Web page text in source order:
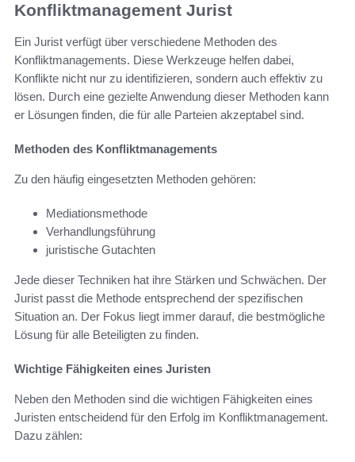
Konfliktmanagement Jurist
Ein Jurist verfügt über verschiedene Methoden des
Konfliktmanagements. Diese Werkzeuge helfen dabei,
Konflikte nicht nur zu identifizieren, sondern auch effektiv zu
lösen. Durch eine gezielte Anwendung dieser Methoden kann
er Lösungen finden, die für alle Parteien akzeptabel sind.
Methoden des Konfliktmanagements
Zu den häufig eingesetzten Methoden gehören:
Mediationsmethode
Verhandlungsführung
juristische Gutachten
Jede dieser Techniken hat ihre Stärken und Schwächen. Der
Jurist passt die Methode entsprechend der spezifischen
Situation an. Der Fokus liegt immer darauf, die bestmögliche
Lösung für alle Beteiligten zu finden.
Wichtige Fähigkeiten eines Juristen
Neben den Methoden sind die wichtigen Fähigkeiten eines
Juristen entscheidend für den Erfolg im Konfliktmanagement.
Dazu zählen: